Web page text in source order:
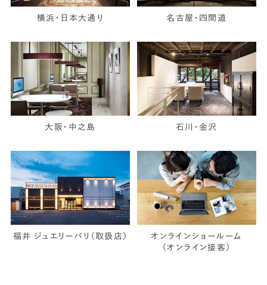
横浜・日本大通り 名古屋・四間道
大阪・中之島 石川・金沢
福井 ジュエリーパリ（取扱店）
オンラインショールーム
（オンライン接客）